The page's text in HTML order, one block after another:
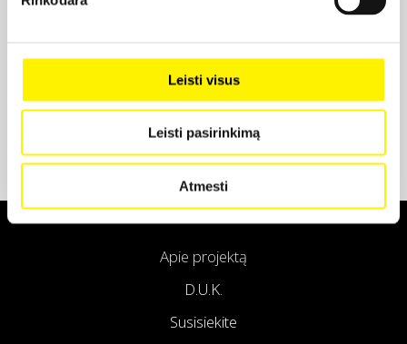
Leisti visus
Leisti pasirinkimą
Atmesti
Apie projektą
D.U.K.
Susisiekite